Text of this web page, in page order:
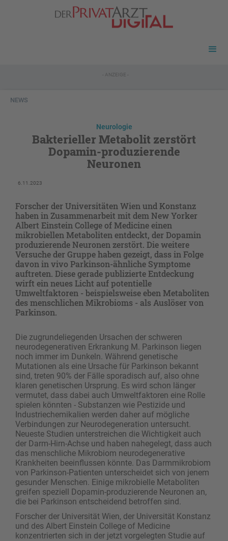
- ANZEIGE -
NEWS
Neurologie
Bakterieller Metabolit zerstört
Dopamin-produzierende
Neuronen
6.11.2023
Forscher der Universitäten Wien und Konstanz
haben in Zusammenarbeit mit dem New Yorker
Albert Einstein College of Medicine einen
mikrobiellen Metaboliten entdeckt, der Dopamin
produzierende Neuronen zerstört. Die weitere
Versuche der Gruppe haben gezeigt, dass in Folge
davon in vivo Parkinson-ähnliche Symptome
auftreten. Diese gerade publizierte Entdeckung
wirft ein neues Licht auf potentielle
Umweltfaktoren - beispielsweise eben Metaboliten
des menschlichen Mikrobioms - als Auslöser von
Parkinson.
Die zugrundeliegenden Ursachen der schweren
neurodegenerativen Erkrankung M. Parkinson liegen
noch immer im Dunkeln. Während genetische
Mutationen als eine Ursache für Parkinson bekannt
sind, treten 90% der Fälle sporadisch auf, also ohne
klaren genetischen Ursprung. Es wird schon länger
vermutet, dass dabei auch Umweltfaktoren eine Rolle
spielen könnten - Substanzen wie Pestizide und
Industriechemikalien werden daher auf mögliche
Verbindungen zur Neurodegeneration untersucht.
Neueste Studien unterstreichen die Wichtigkeit auch
der Darm-Hirn-Achse und haben nahegelegt, dass auch
das menschliche Mikrobiom neurodegenerative
Krankheiten beeinflussen könnte. Das Darmmikrobiom
von Parkinson-Patienten unterscheidet sich von jenem
gesunder Menschen. Einige mikrobielle Metaboliten
greifen speziell Dopamin-produzierende Neuronen an,
die bei Parkinson entscheidend betroffen sind.
Forscher der Universität Wien, der Universität Konstanz
und des Albert Einstein College of Medicine
konzentrierten sich in der jetzt vorgelegten Studie auf